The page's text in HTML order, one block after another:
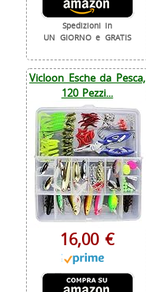
Spedizioni in
UN GIORNO e GRATIS
Vicloon Esche da Pesca,
120 Pezzi...
16,00 €